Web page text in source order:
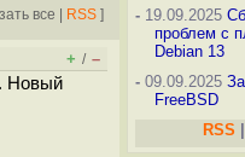
все | RSS ]
+ / –
Новый
-19.09.2025
проблем с
Debian 13
-09.09.2025
FreeBSD
RSS